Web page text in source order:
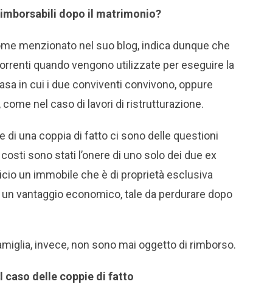
dopo il matrimonio?
menzionato nel suo blog, indica dunque che
quando vengono utilizzate per eseguire la
in cui i due conviventi convivono, oppure
nel caso di lavori di ristrutturazione.
di una coppia di fatto ci sono delle questioni
sono stati l’onere di uno solo dei due ex
un immobile che è di proprietà esclusiva
vantaggio economico, tale da perdurare dopo
invece, non sono mai oggetto di rimborso.
caso delle coppie di fatto